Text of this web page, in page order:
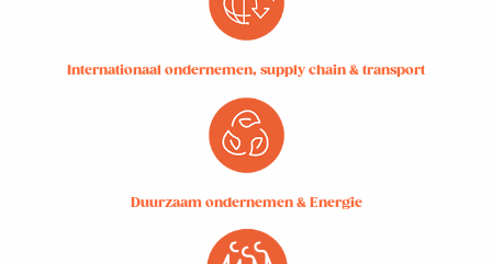
Internationaal ondernemen, supply chain & transport
Duurzaam ondernemen & Energie